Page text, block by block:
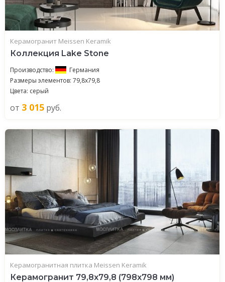
Керамогранит Meissen Keramik
Коллекция Lake Stone
Производство:
Германия
Размеры элементов: 79,8x79,8
Цвета: серый
от 3 015 руб.
Керамогранитная плитка Meissen Keramik
Керамогранит 79,8x79,8 (798x798 мм)